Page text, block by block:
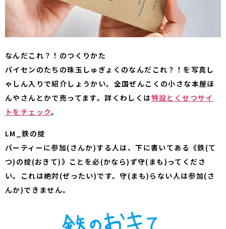
なんだこれ？！のつくりかた
パイセンのたちの珠玉しゅぎょくのなんだこれ？！を写真し
ゃしん入りで紹介しょうかい。全国ぜんこくの小さな本屋ほ
んやさんとかで売ってます。詳くわしくは特設とくせつサイ
トをチェック。
LM_鉄の掟
パーティーに参加(さんか)する人は、下に書いてある《鉄(て
つ)の掟(おきて)》ことを必(かなら)ず守(まも)ってくださ
い。これは絶対(ぜったい)です。守(まも)らない人は参加(さ
んか)できません。